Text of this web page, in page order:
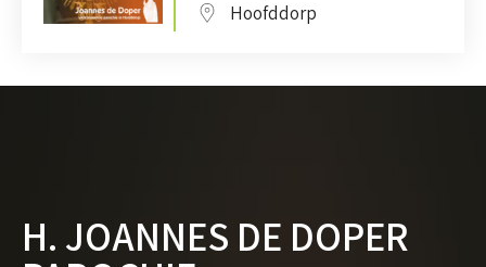
Hoofddorp
H. JOANNES DE DOPER